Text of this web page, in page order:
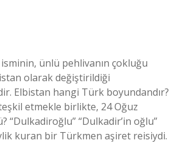
ünlü pehlivanın çokluğu
olarak değiştirildiği
Elbistan hangi Türk boyundandır?
etmekle birlikte, 24 Oğuz
“Dulkadiroğlu” “Dulkadir’in oğlu”
kuran bir Türkmen aşiret reisiydi.